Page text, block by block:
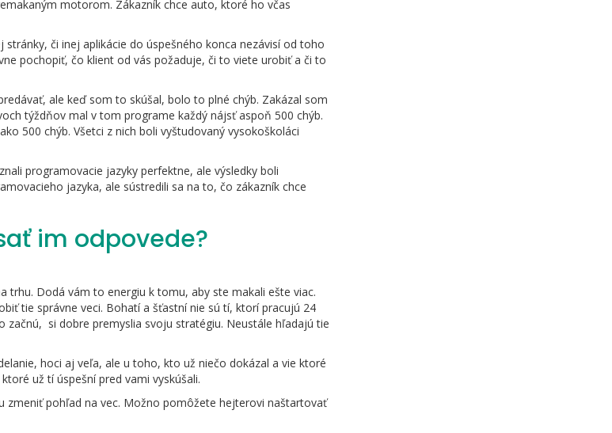
motorom. Zákazník chce auto, ktoré ho včas
či inej aplikácie do úspešného konca nezávisí od toho
pochopiť, čo klient od vás požaduje, či to viete urobiť a či to
ale keď som to skúšal, bolo to plné chýb. Zakázal som
týždňov mal v tom programe každý nájsť aspoň 500 chýb.
500 chýb. Všetci z nich boli vyštudovaný vysokoškoláci
programovacie jazyky perfektne, ale výsledky boli
jazyka, ale sústredili sa na to, čo zákazník chce
im odpovede?
Dodá vám to energiu k tomu, aby ste makali ešte viac.
tie správne veci. Bohatí a šťastní nie sú tí, ktorí pracujú 24
si dobre premyslia svoju stratégiu. Neustále hľadajú tie
hoci aj veľa, ale u toho, kto už niečo dokázal a vie ktoré
už tí úspešní pred vami vyskúšali.
pohľad na vec. Možno pomôžete hejterovi naštartovať